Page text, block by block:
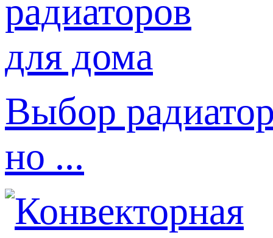
Выбор
но ...